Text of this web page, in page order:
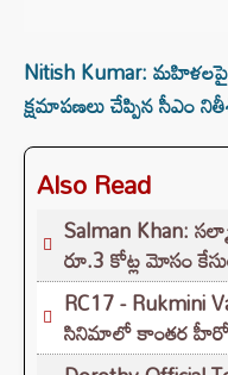
Nitish Kumar: మహిళలపై
క్షమాపణలు చేప్పిన సీఎం
Also Read
Salman Khan:
రూ.3 కోట్ల మోసం
RC17 - Rukmini
సినిమాలో కాంతర